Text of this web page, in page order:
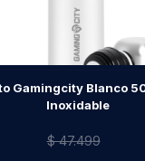
Gamingcity Blanco
Inoxidable
$ 47.499